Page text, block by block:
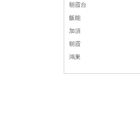
朝霞台
飯能
加須
朝霞
鴻巣